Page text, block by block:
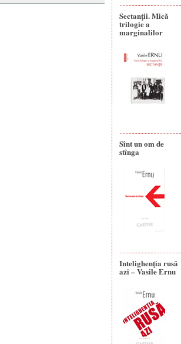
Sectanţii. Mică
trilogie a
marginalilor
Sînt un om de
stînga
Intelighenţia rusă
azi – Vasile Ernu